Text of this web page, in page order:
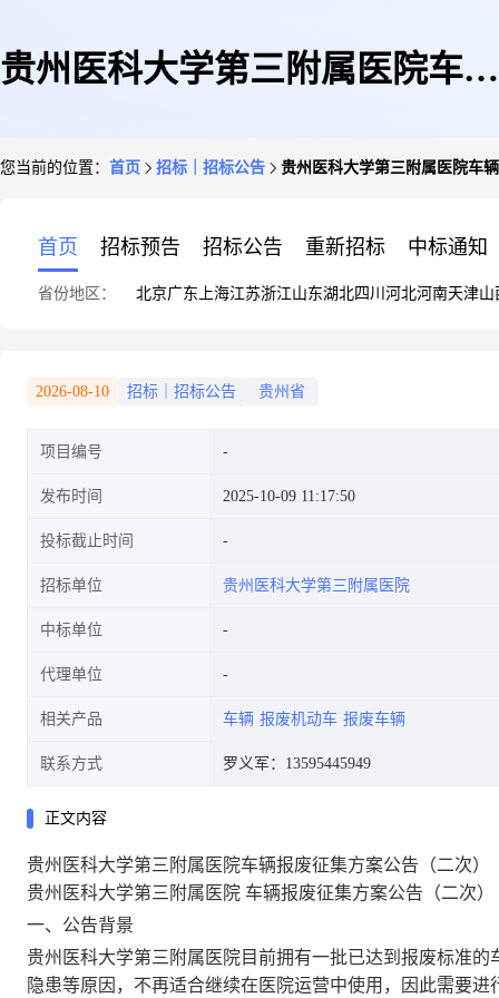
贵州医科大学第三附属医院车辆
您当前的位置： 首页 招标｜招标公告 贵州医科大学第三附属医院车
首页 招标预告 招标公告 重新招标 中标通知
省份地区： 北京广东 上海江苏浙江山东湖北四川 河北河南天津山
2026-08-10 招标｜招标公告 贵州省
项目编号
发布时间 2025-10-09 11:17:50
投标截止时间
招标单位 贵州医科大学第三附属医院
中标单位
代理单位
相关产品 车辆 报废机动车 报废车辆
联系方式 罗义军：13595445949
正文内容
贵州医科大学第三附属医院车辆报废征集方案公告（二次）
贵州医科大学第三附属医院 车辆报废征集方案公告（二次）
一、 公告背景
贵州医科大学第三附属医院目前拥有一批已达到报废标准
隐患等原因，不再适合继续在医院运营中使用，因此需要